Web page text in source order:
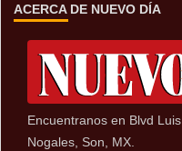
ACERCA DE NUEVO DÍA
Encuentranos en Blvd
Nogales, Son, MX.